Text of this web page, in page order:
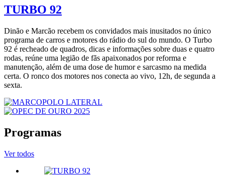
TURBO 92
Dinão e Marcão recebem os convidados mais inusitados no único
programa de carros e motores do rádio do sul do mundo. O Turbo
92 é recheado de quadros, dicas e informações sobre duas e quatro
rodas, reúne uma legião de fãs apaixonados por reforma e
manutenção, além de uma dose de humor e sarcasmo na medida
certa. O ronco dos motores nos conecta ao vivo, 12h, de segunda a
sexta.
Programas
Ver todos